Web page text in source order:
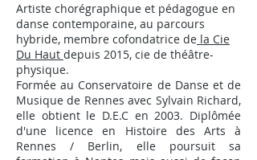
Artiste chorégraphique et pédagogue en
danse contemporaine, au parcours
hybride, membre cofondatrice de la Cie
Du Haut depuis 2015, cie de théâtre-
physique.
Formée au Conservatoire de Danse et de
Musique de Rennes avec Sylvain Richard,
elle obtient le D.E.C en 2003. Diplômée
d'une licence en Histoire des Arts à
Rennes / Berlin, elle poursuit sa